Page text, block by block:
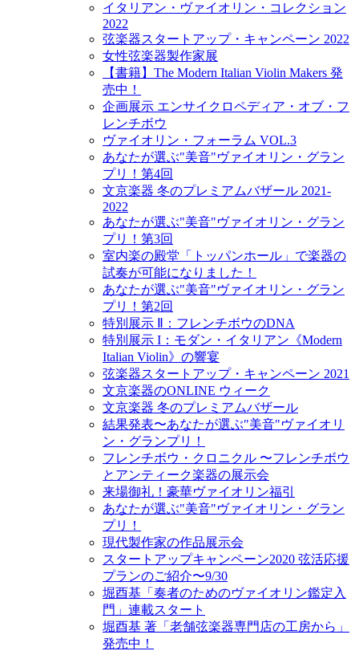
イタリアン・ヴァイオリン・コレクション
2022
弦楽器スタートアップ・キャンペーン 2022
女性弦楽器製作家展
【書籍】The Modern Italian Violin Makers 発
売中！
企画展示 エンサイクロペディア・オブ・フ
レンチボウ
ヴァイオリン・フォーラム VOL.3
あなたが選ぶ"美音"ヴァイオリン・グラン
プリ！第4回
文京楽器 冬のプレミアムバザール 2021-
2022
あなたが選ぶ"美音"ヴァイオリン・グラン
プリ！第3回
室内楽の殿堂「トッパンホール」で楽器の
試奏が可能になりました！
あなたが選ぶ"美音"ヴァイオリン・グラン
プリ！第2回
特別展示 Ⅱ：フレンチボウのDNA
特別展示 I：モダン・イタリアン《Modern
Italian Violin》の響宴
弦楽器スタートアップ・キャンペーン 2021
文京楽器のONLINE ウィーク
文京楽器 冬のプレミアムバザール
結果発表〜あなたが選ぶ"美音"ヴァイオリ
ン・グランプリ！
フレンチボウ・クロニクル 〜フレンチボウ
とアンティーク楽器の展示会
来場御礼！豪華ヴァイオリン福引
あなたが選ぶ"美音"ヴァイオリン・グラン
プリ！
現代製作家の作品展示会
スタートアップキャンペーン2020 弦活応援
プランのご紹介〜9/30
堀酉基「奏者のためのヴァイオリン鑑定入
門」連載スタート
堀酉基 著「老舗弦楽器専門店の工房から」
発売中！